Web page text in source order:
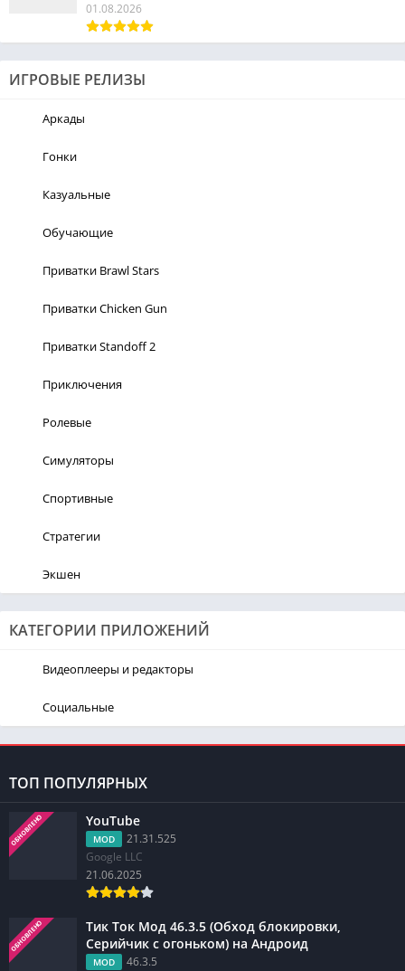
01.08.2026
ИГРОВЫЕ РЕЛИЗЫ
Аркады
Гонки
Казуальные
Обучающие
Приватки Brawl Stars
Приватки Chicken Gun
Приватки Standoff 2
Приключения
Ролевые
Симуляторы
Спортивные
Стратегии
Экшен
КАТЕГОРИИ ПРИЛОЖЕНИЙ
Видеоплееры и редакторы
Социальные
ТОП ПОПУЛЯРНЫХ
ОБНОВЛЕНО YouTube
MOD
21.31.525
Google LLC
21.06.2025
ОБНОВЛЕНО
Тик Ток Мод 46.3.5 (Обход блокировки,
Серийчик с огоньком) на Андроид
MOD
46.3.5